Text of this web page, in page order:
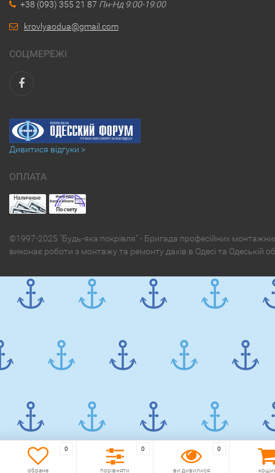
+38 (093) 355 21 87 Пн-Нд 9:00-19:00
krovlyaodua@gmail.com
СОЦМЕРЕЖІ
Дивитися відгуки >
ОПЛАТА
©1997-2025 "Будь-яка покрівля" - Бригада професійних
виконає роботи з монтажу та ремонту дахів в Одесі та Одеській
0
обране
0
порівняти
0
ви дивилися